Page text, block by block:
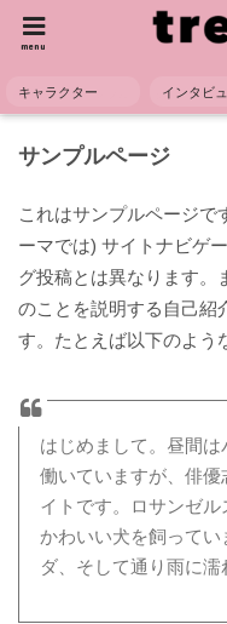
menu
キャラクター インタビ
HOME サンプルページ
サンプルページ
これはサンプルページで
ーマでは) サイトナビゲ
グ投稿とは異なります。
のことを説明する自己紹
す。たとえば以下のよう
はじめまして。昼間
働いていますが、俳
イトです。ロサンゼ
かわいい犬を飼って
ダ、そして通り雨に濡